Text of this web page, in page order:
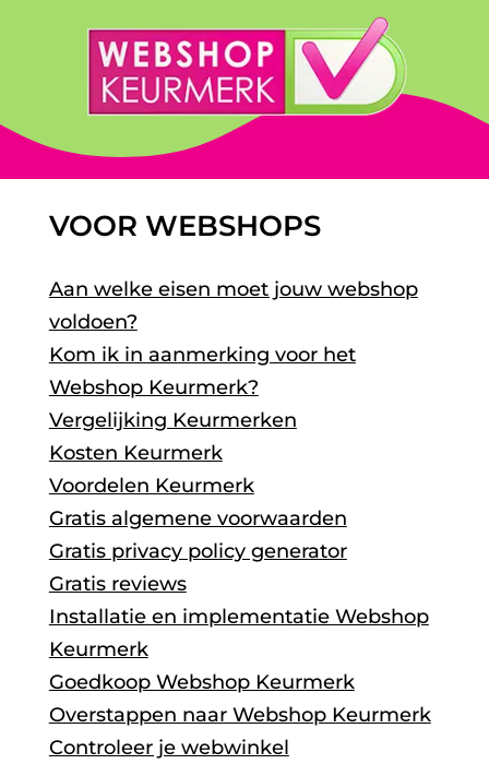
VOOR WEBSHOPS
Aan welke eisen moet jouw webshop
voldoen?
Kom ik in aanmerking voor het
Webshop Keurmerk?
Vergelijking Keurmerken
Kosten Keurmerk
Voordelen Keurmerk
Gratis algemene voorwaarden
Gratis privacy policy generator
Gratis reviews
Installatie en implementatie Webshop
Keurmerk
Goedkoop Webshop Keurmerk
Overstappen naar Webshop Keurmerk
Controleer je webwinkel